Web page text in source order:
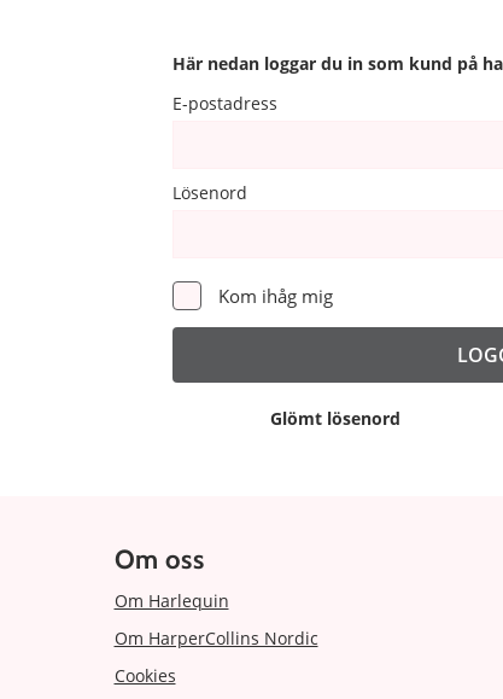
Här nedan loggar du in som kund på
E-postadress
Lösenord
Kom ihåg mig
Glömt lösenord
Om oss
Om Harlequin
Om HarperCollins Nordic
Cookies